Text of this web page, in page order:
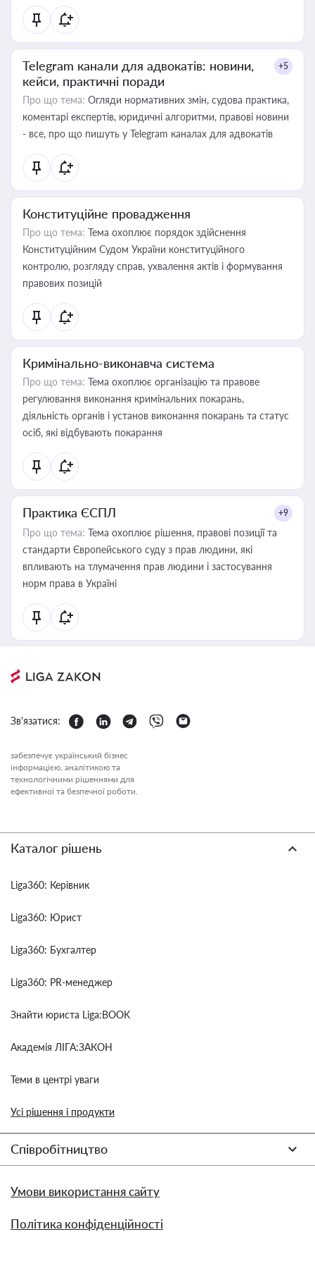
Telegram канали для адвокатів: новини,
кейси, практичні поради
+5
Про що тема: Огляди нормативних змін, судова практика,
коментарі експертів, юридичні алгоритми, правові новини
- все, про що пишуть у Telegram каналах для адвокатів
Конституційне провадження
Про що тема: Тема охоплює порядок здійснення
Конституційним Судом України конституційного
контролю, розгляду справ, ухвалення актів і формування
правових позицій
Кримінально-виконавча система
Про що тема: Тема охоплює організацію та правове
регулювання виконання кримінальних покарань,
діяльність органів і установ виконання покарань та статус
осіб, які відбувають покарання
Практика ЄСПЛ +9
Про що тема: Тема охоплює рішення, правові позиції та
стандарти Європейського суду з прав людини, які
впливають на тлумачення прав людини і застосування
норм права в Україні
Зв'язатися:
забезпечує український бізнес
інформацією, аналітикою та
технологічними рішеннями для
ефективної та безпечної роботи.
Каталог рішень
Liga360: Керівник
Liga360: Юрист
Liga360: Бухгалтер
Liga360: PR-менеджер
Знайти юриста Liga:BOOK
Академія ЛІГА:ЗАКОН
Теми в центрі уваги
Усі рішення і продукти
Співробітництво
Умови використання сайту
Політика конфіденційності